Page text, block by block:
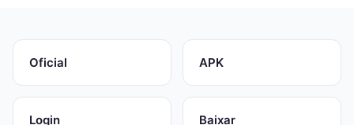
Oficial APK
Login Baixar